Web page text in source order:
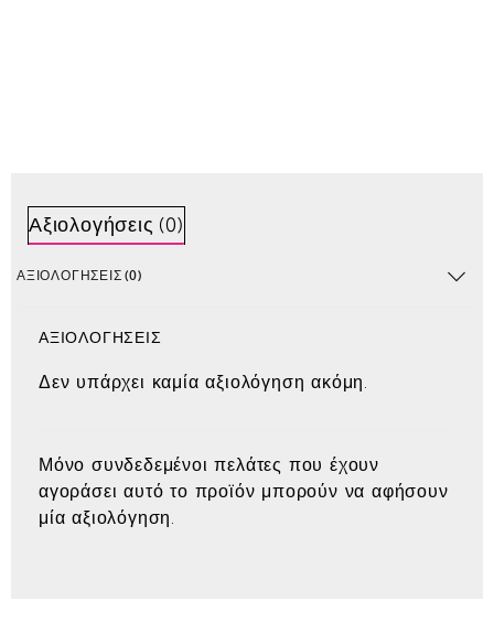
Αξιολογήσεις (0)
ΑΞΙΟΛΟΓΉΣΕΙΣ (0)
ΑΞΙΟΛΟΓΉΣΕΙΣ
Δεν υπάρχει καμία αξιολόγηση ακόμη.
Μόνο συνδεδεμένοι πελάτες που έχουν
αγοράσει αυτό το προϊόν μπορούν να αφήσουν
μία αξιολόγηση.